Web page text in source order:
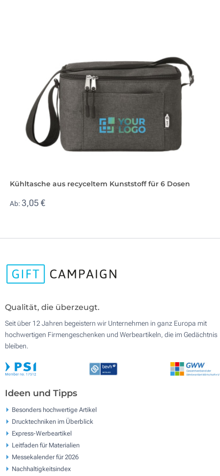
Kühltasche aus recyceltem Kunststoff für 6 Dosen
Ab: 3,05 €
Qualität, die überzeugt.
Seit über 12 Jahren begeistern wir Unternehmen in ganz Europa mit
hochwertigen Firmengeschenken und Werbeartikeln, die im Gedächtnis
bleiben.
Ideen und Tipps
Besonders hochwertige Artikel
Drucktechniken im Überblick
Express-Werbeartikel
Leitfaden für Materialien
Messekalender für 2026
Nachhaltigkeitsindex